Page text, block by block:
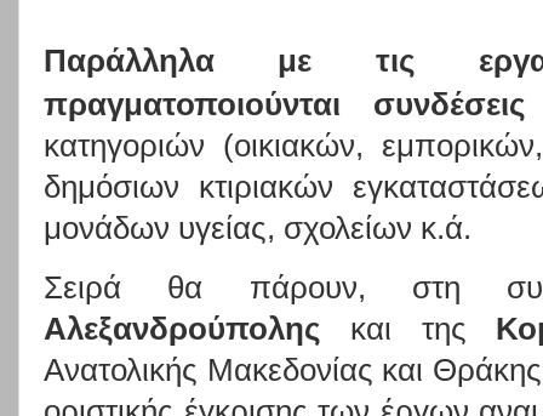
Παράλληλα με τις
πραγματοποιούνται συνδέσεις
κατηγοριών (οικιακών,
δημόσιων κτιριακών
μονάδων υγείας, σχολείων κ.ά.
Σειρά θα πάρουν, στη
Αλεξανδρούπολης και της
Ανατολικής Μακεδονίας και Θράκης